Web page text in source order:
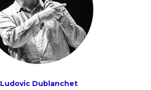
Ludovic Dublanchet